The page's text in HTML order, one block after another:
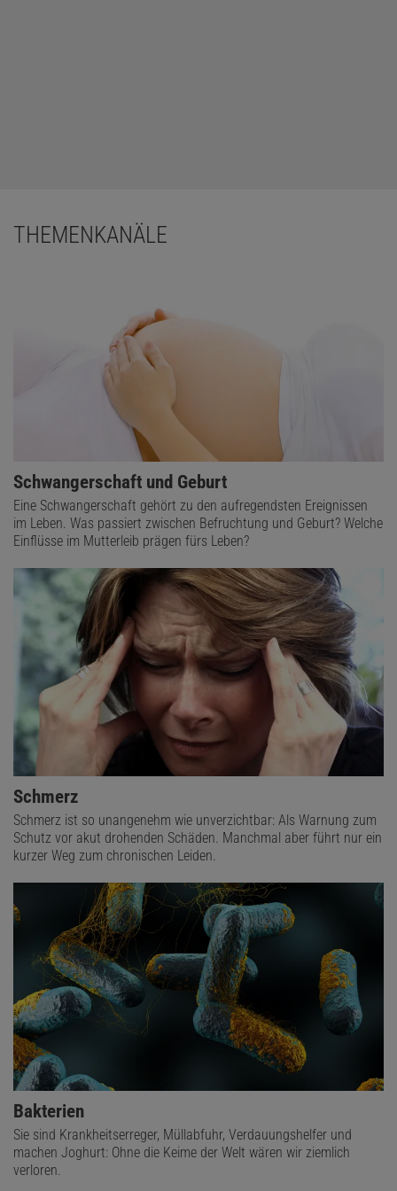
THEMENKANÄLE
Schwangerschaft und Geburt
Eine Schwangerschaft gehört zu den aufregendsten Ereignissen
im Leben. Was passiert zwischen Befruchtung und Geburt? Welche
Einflüsse im Mutterleib prägen fürs Leben?
Schmerz
Schmerz ist so unangenehm wie unverzichtbar: Als Warnung zum
Schutz vor akut drohenden Schäden. Manchmal aber führt nur ein
kurzer Weg zum chronischen Leiden.
Bakterien
Sie sind Krankheitserreger, Müllabfuhr, Verdauungshelfer und
machen Joghurt: Ohne die Keime der Welt wären wir ziemlich
verloren.